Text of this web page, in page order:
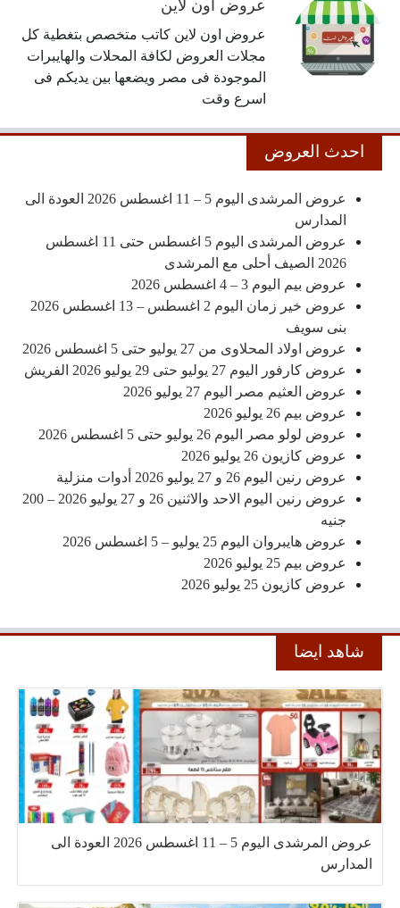
عروض اون لاين
عروض اون لاين كاتب متخصص بتغطية كل
مجلات العروض لكافة المحلات والهايبرات
الموجودة فى مصر ويضعها بين يديكم فى
اسرع وقت
احدث العروض
عروض المرشدى اليوم 5 – 11 اغسطس 2026 العودة الى
المدارس
عروض المرشدى اليوم 5 اغسطس حتى 11 اغسطس
2026 الصيف أحلى مع المرشدى
عروض بيم اليوم 3 – 4 اغسطس 2026
عروض خير زمان اليوم 2 اغسطس – 13 اغسطس 2026
بنى سويف
عروض اولاد المحلاوى من 27 يوليو حتى 5 اغسطس 2026
عروض كارفور اليوم 27 يوليو حتى 29 يوليو 2026 الفريش
عروض العثيم مصر اليوم 27 يوليو 2026
عروض بيم 26 يوليو 2026
عروض لولو مصر اليوم 26 يوليو حتى 5 اغسطس 2026
عروض كازيون 26 يوليو 2026
عروض رنين اليوم 26 و 27 يوليو 2026 أدوات منزلية
عروض رنين اليوم الاحد والاثنين 26 و 27 يوليو 2026 – 200
جنيه
عروض هايبروان اليوم 25 يوليو – 5 اغسطس 2026
عروض بيم 25 يوليو 2026
عروض كازيون 25 يوليو 2026
شاهد ايضا
عروض المرشدى اليوم 5 – 11 اغسطس 2026 العودة الى
المدارس